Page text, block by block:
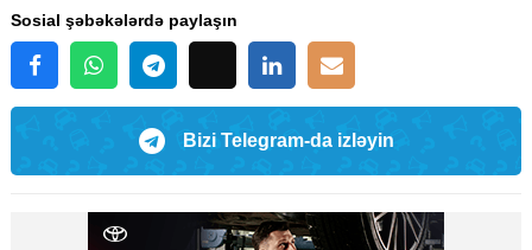
Sosial şəbəkələrdə paylaşın
Bizi Telegram-da izləyin